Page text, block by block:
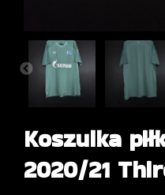
Koszulka
2020/21